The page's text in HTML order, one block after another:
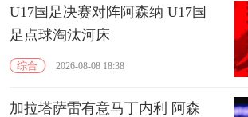
U17国足决赛对阵阿森纳 U17国
足点球淘汰河床
综合 2026-08-08 18:38
加拉塔萨雷有意马丁内利 阿森